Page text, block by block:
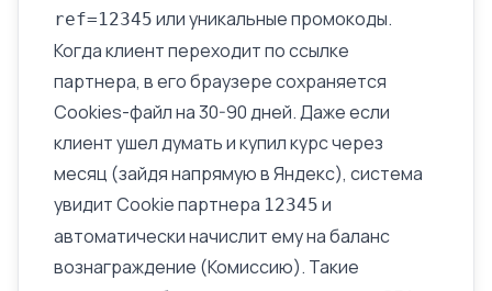
ref=12345 или уникальные промокоды.
Когда клиент переходит по ссылке
партнера, в его браузере сохраняется
Cookies-файл на 30-90 дней. Даже если
клиент ушел думать и купил курс через
месяц (зайдя напрямую в Яндекс), система
увидит Cookie партнера 12345 и
автоматически начислит ему на баланс
вознаграждение (Комиссию). Такие